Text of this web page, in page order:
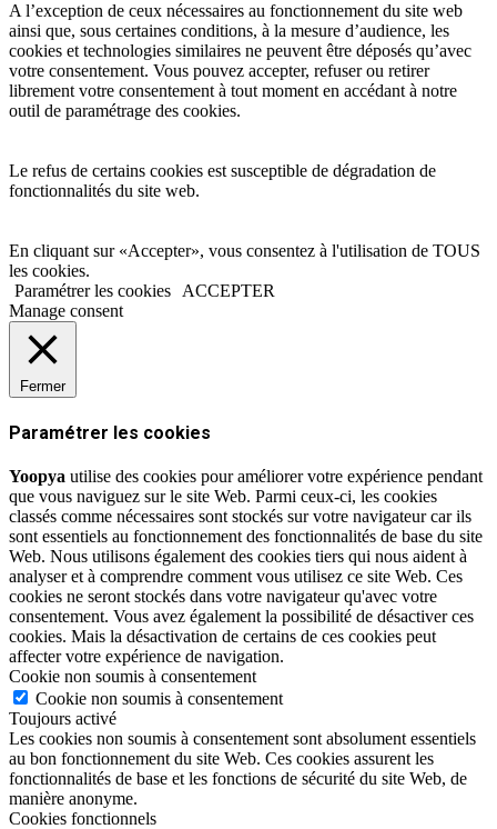
A l’exception de ceux nécessaires au fonctionnement du site web
ainsi que, sous certaines conditions, à la mesure d’audience, les
cookies et technologies similaires ne peuvent être déposés qu’avec
votre consentement. Vous pouvez accepter, refuser ou retirer
librement votre consentement à tout moment en accédant à notre
outil de paramétrage des cookies.
Le refus de certains cookies est susceptible de dégradation de
fonctionnalités du site web.
En cliquant sur «Accepter», vous consentez à l'utilisation de TOUS
les cookies.
Paramétrer les cookies
ACCEPTER
Manage consent
Fermer
Paramétrer les cookies
Yoopya utilise des cookies pour améliorer votre expérience pendant
que vous naviguez sur le site Web. Parmi ceux-ci, les cookies
classés comme nécessaires sont stockés sur votre navigateur car ils
sont essentiels au fonctionnement des fonctionnalités de base du site
Web. Nous utilisons également des cookies tiers qui nous aident à
analyser et à comprendre comment vous utilisez ce site Web. Ces
cookies ne seront stockés dans votre navigateur qu'avec votre
consentement. Vous avez également la possibilité de désactiver ces
cookies. Mais la désactivation de certains de ces cookies peut
affecter votre expérience de navigation.
Cookie non soumis à consentement
Cookie non soumis à consentement
Toujours activé
Les cookies non soumis à consentement sont absolument essentiels
au bon fonctionnement du site Web. Ces cookies assurent les
fonctionnalités de base et les fonctions de sécurité du site Web, de
manière anonyme.
Cookies fonctionnels